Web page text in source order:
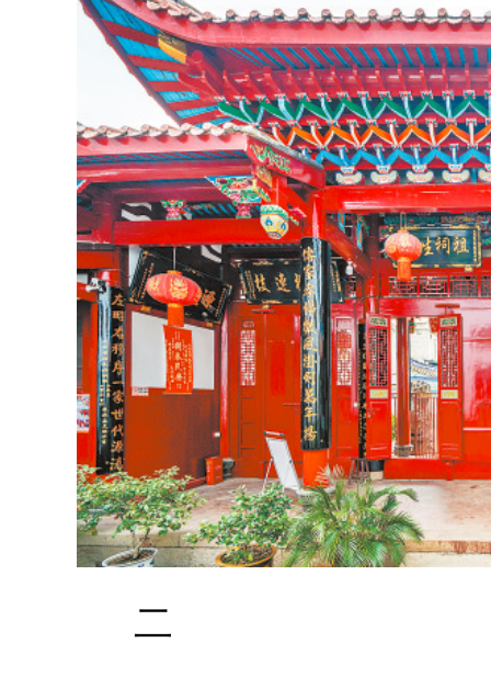
二